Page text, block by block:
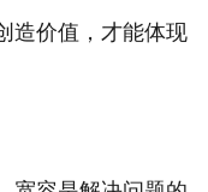
联系我们
造价值，才能体现